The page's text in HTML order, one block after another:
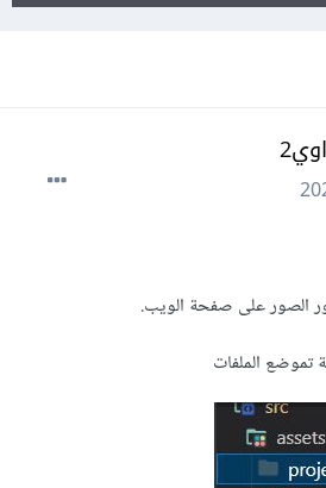
الصور على صفحة الويب.
تموضع الملفات